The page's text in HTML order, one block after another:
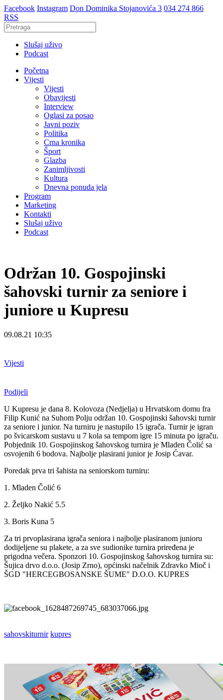
Facebook Instagram Don Dominika Stojanovića 3 034 274 866
RSS
Slušaj uživo
Podcast
Početna
Vijesti
Vijesti
Obavijesti
Interview
Oglasi za posao
Javni poziv
Politika
Crna kronika
Šport
Glazba
Zanimljivosti
Kultura
Dnevna ponuda jela
Program
Marketing
Kontakti
Slušaj uživo
Podcast
Održan 10. Gospojinski
šahovski turnir za seniore i
juniore u Kupresu
09.08.21 10:35
Vijesti
Podijeli
U Kupresu je dana 8. Kolovoza (Nedjelja) u Hrvatskom domu fra
Filip Kunić na Suhom Polju održan 10. Gospojinski šahovski turnir
za seniore i junior. Na turniru je nastupilo 15 igrača. Turnir je igran
po švicarskom sustavu u 7 kola sa tempom igre 15 minuta po igraču.
Pobjednik 10. Gospojinskog šahovskog turnira je Mladen Čolić sa
osvojenih 6 bodova. Najbolje plasirani junior je Josip Ćavar.
Poredak prva tri šahista na seniorskom turniru:
1. Mladen Čolić 6
2. Željko Nakić 5.5
3. Boris Kuna 5
Za tri prvoplasirana igrača seniora i najbolje plasiranom junioru
dodijeljene su plakete, a za sve sudionike turnira priređena je
prigodna večera. Sponzori 10. Gospojinskog šahovskog turnira su:
Šujica drvo d.o.o. (Josip Zrno), općinski načelnik Zdravko Mioč i
ŠGD "HERCEGBOSANSKE ŠUME" D.O.O. KUPRES
sahovskiturnir kupres